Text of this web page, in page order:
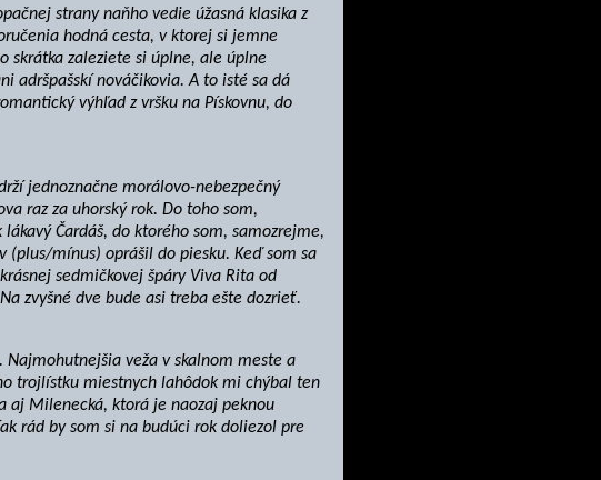
strany naňho vedie úžasná klasika z
hodná cesta, v ktorej si jemne
skrátka zaleziete si úplne, ale úplne
adršpašskí nováčikovia. A to isté sa dá
výhľad z vršku na Pískovnu, do
jednoznačne morálovo-nebezpečný
raz za uhorský rok. Do toho som,
Čardáš, do ktorého som, samozrejme,
mínus) oprášil do piesku. Keď som sa
sedmičkovej špáry Viva Rita od
zvyšné dve bude asi treba ešte dozrieť.
veža v skalnom meste a
trojlístku miestnych lahôdok mi chýbal ten
aj Milenecká, ktorá je naozaj peknou
rád by som si na budúci rok doliezol pre